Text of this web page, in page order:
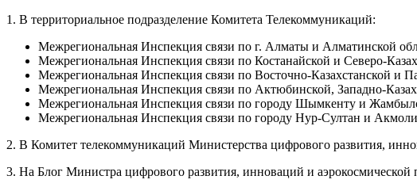
1. В территориальное подразделение Комитета Телекоммуникаций:
Межрегиональная Инспекция связи по г. Алматы и Алматинской
Межрегиональная Инспекция связи по Костанайской и Северо-
Межрегиональная Инспекция связи по Восточно-Казахстанской и
Межрегиональная Инспекция связи по Актюбинской, Западно-
Межрегиональная Инспекция связи по городу Шымкенту и
Межрегиональная Инспекция связи по городу Нур-Султан и
2. В Комитет телекоммуникаций Министерства цифрового развития,
3. На Блог Министра цифрового развития, инноваций и